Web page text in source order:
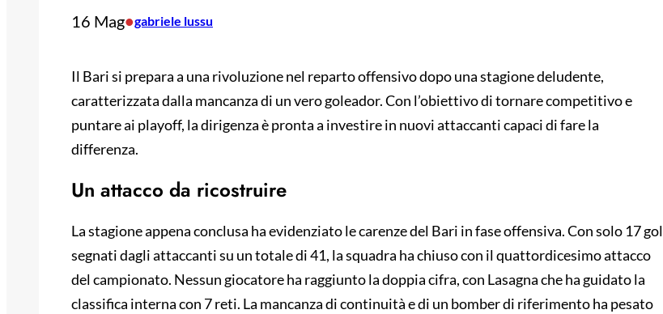
16 Mag•gabriele lussu
Il Bari si prepara a una rivoluzione nel reparto offensivo dopo una stagione deludente,
caratterizzata dalla mancanza di un vero goleador. Con l’obiettivo di tornare competitivo e
puntare ai playoff, la dirigenza è pronta a investire in nuovi attaccanti capaci di fare la
differenza.
Un attacco da ricostruire
La stagione appena conclusa ha evidenziato le carenze del Bari in fase offensiva. Con solo 17 gol
segnati dagli attaccanti su un totale di 41, la squadra ha chiuso con il quattordicesimo attacco
del campionato. Nessun giocatore ha raggiunto la doppia cifra, con Lasagna che ha guidato la
classifica interna con 7 reti. La mancanza di continuità e di un bomber di riferimento ha pesato